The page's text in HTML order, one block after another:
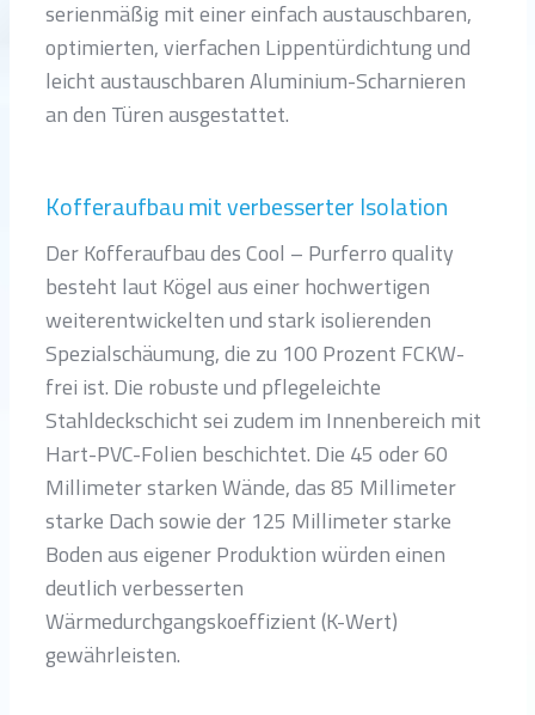
serienmäßig mit einer einfach austauschbaren,
optimierten, vierfachen Lippentürdichtung und
leicht austauschbaren Aluminium-Scharnieren
an den Türen ausgestattet.
Kofferaufbau mit verbesserter Isolation
Der Kofferaufbau des Cool – Purferro quality
besteht laut Kögel aus einer hochwertigen
weiterentwickelten und stark isolierenden
Spezialschäumung, die zu 100 Prozent FCKW-
frei ist. Die robuste und pflegeleichte
Stahldeckschicht sei zudem im Innenbereich mit
Hart-PVC-Folien beschichtet. Die 45 oder 60
Millimeter starken Wände, das 85 Millimeter
starke Dach sowie der 125 Millimeter starke
Boden aus eigener Produktion würden einen
deutlich verbesserten
Wärmedurchgangskoeffizient (K-Wert)
gewährleisten.